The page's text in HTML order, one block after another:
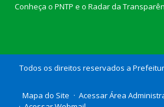
Conheça o PNTP e o Radar da
Todos os direitos reservados a
Mapa do Site
Acessar Área